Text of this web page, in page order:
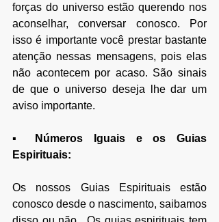
forças do universo estão querendo nos
aconselhar, conversar conosco. Por
isso é importante você prestar bastante
atenção nessas mensagens, pois elas
não acontecem por acaso. São sinais
de que o universo deseja lhe dar um
aviso importante.
▪ Números Iguais e os Guias
Espirituais:
Os nossos Guias Espirituais estão
conosco desde o nascimento, saibamos